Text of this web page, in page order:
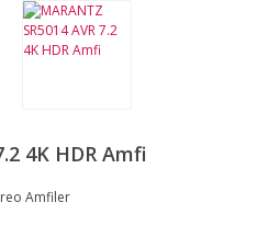
4K HDR Amfi
Amfiler